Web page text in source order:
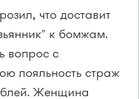
что доставит
к бомжам.
вопрос с
лояльность страж
Женщина